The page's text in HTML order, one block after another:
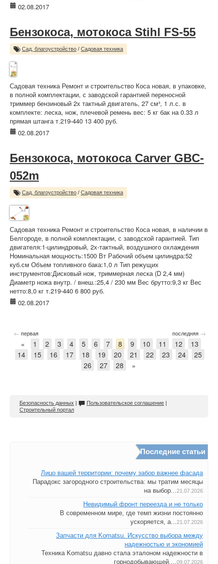
02.08.2017
Бензокоса, мотокоса Stihl FS-55
Сад, благоустройство / Садовая техника
Садовая техника Ремонт и строительство Коса новая, в упаковке,
в полной комплектации, с заводской гарантией переносной
триммер бензиновый 2х тактный двигатель, 27 см³, 1 л.с. в
комплекте: леска, нож, плечевой ремень вес: 5 кг бак на 0.33 л
прямая штанга т.219-440 13 400 руб.
02.08.2017
Бензокоса, мотокоса Carver GBC-
052m
Сад, благоустройство / Садовая техника
Садовая техника Ремонт и строительство Коса новая, в наличии в
Белгороде, в полной комплектации, с заводской гарантией. Тип
двигателя:1-цилиндровый, 2х-тактный, воздушного охлаждения
Номинальная мощность:1500 Вт Рабочий объем цилиндра:52
куб.см Объем топливного бака:1,0 л Тип режущих
инструментов:Дисковый нож, триммерная леска (D 2,4 мм)
Диаметр ножа внутр. / внеш.:25,4 / 230 мм Вес брутто:9,3 кг Вес
нетто:8,0 кг т.219-440 6 800 руб.
02.08.2017
← первая последняя →
« 1 2 3 4 5 6 7 8 9 10 11 12
13
14
15 16 17 18 19 20 21 22 23 24
25
26
27 28 »
Безопасность данных | Пользовательское соглашение |
Строительный портал
Последние статьи
Лицо вашей территории: почему забор важнее фасада
Парадокс загородного строительства: мы тратим месяцы
на выбор...21.07.2026
Невидимый фронт переезда и не только
В современном мире, где темп жизни постоянно
ускоряется, а...21.07.2026
Запчасти для Komatsu. Искусство выбора между
надежностью и экономией
Техника Komatsu давно стала эталоном надежности в
горнодобывающей,...09.07.2026